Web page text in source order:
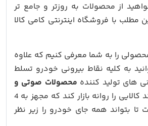
از محصولات به روزتر و جامع تر
مطلب با فروشگاه اینترنتی کامی کالا
را به شما معرفی کنیم که علاوه
به کلیه نقاط بیرونی خودرو تسلط
های تولید کننده محصولات صوتی و
توانسته اند کالایی را روانه بازار کند که مجهز به 4
بتواند همه جای خودرو را زیر نظر